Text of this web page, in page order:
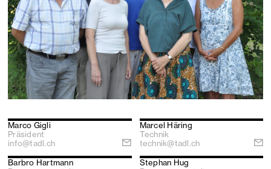
Marco Gigli
Präsident
info@tadl.ch
e
Marcel Häring
Technik
technik@tadl.ch
e
Barbro Hartmann
Stephan Hug